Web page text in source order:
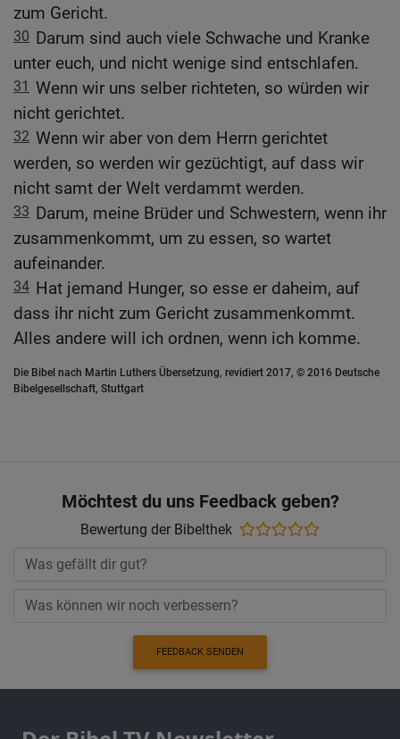
zum Gericht.
30 Darum sind auch viele Schwache und Kranke
unter euch, und nicht wenige sind entschlafen.
31 Wenn wir uns selber richteten, so würden wir
nicht gerichtet.
32 Wenn wir aber von dem Herrn gerichtet
werden, so werden wir gezüchtigt, auf dass wir
nicht samt der Welt verdammt werden.
33 Darum, meine Brüder und Schwestern, wenn ihr
zusammenkommt, um zu essen, so wartet
aufeinander.
34 Hat jemand Hunger, so esse er daheim, auf
dass ihr nicht zum Gericht zusammenkommt.
Alles andere will ich ordnen, wenn ich komme.
Die Bibel nach Martin Luthers Übersetzung, revidiert 2017, © 2016 Deutsche
Bibelgesellschaft, Stuttgart
Möchtest du uns Feedback geben?
Bewertung der Bibelthek
FEEDBACK SENDEN